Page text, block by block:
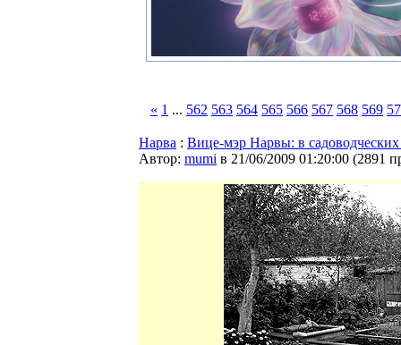
« 1 ... 562 563 564 565 566 567 568 569
Нарва : Вице-мэр Нарвы: в
Автор: mumi в 21/06/2009 01:20:00 (2891